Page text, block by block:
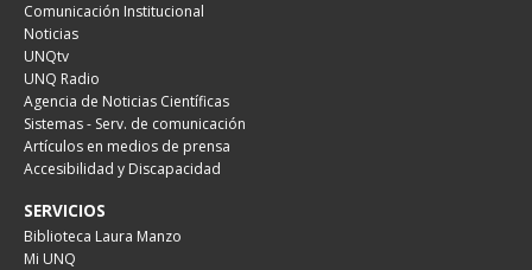
Comunicación Institucional
Noticias
UNQtv
UNQ Radio
Agencia de Noticias Científicas
Sistemas - Serv. de comunicación
Artículos en medios de prensa
Accesibilidad y Discapacidad
SERVICIOS
Biblioteca Laura Manzo
Mi UNQ